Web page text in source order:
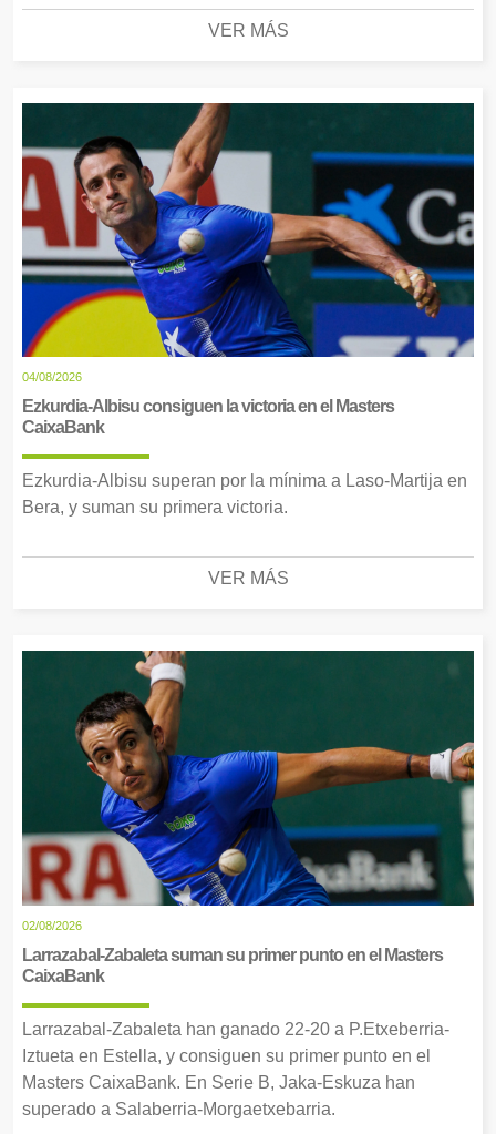
VER MÁS
04/08/2026
Ezkurdia-Albisu consiguen la victoria en el Masters
CaixaBank
Ezkurdia-Albisu superan por la mínima a Laso-Martija en
Bera, y suman su primera victoria.
VER MÁS
02/08/2026
Larrazabal-Zabaleta suman su primer punto en el Masters
CaixaBank
Larrazabal-Zabaleta han ganado 22-20 a P.Etxeberria-
Iztueta en Estella, y consiguen su primer punto en el
Masters CaixaBank. En Serie B, Jaka-Eskuza han
superado a Salaberria-Morgaetxebarria.